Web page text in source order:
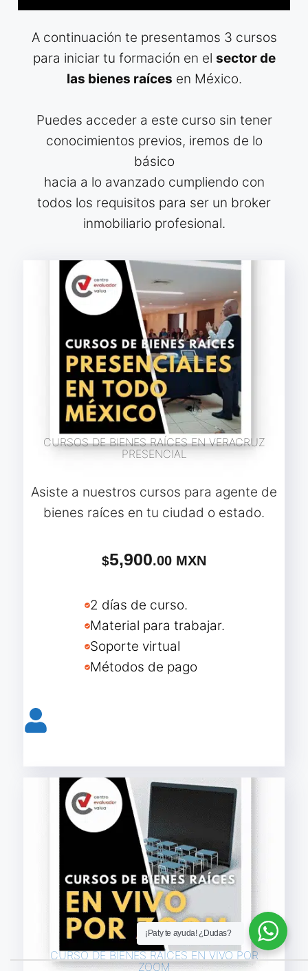
A continuación te presentamos 3 cursos
para iniciar tu formación en el sector de
las bienes raíces en México.
Puedes acceder a este curso sin tener
conocimientos previos, iremos de lo
básico
hacia a lo avanzado cumpliendo con
todos los requisitos para ser un broker
inmobiliario profesional.
CURSOS DE BIENES RAÍCES EN VERACRUZ
PRESENCIAL
Asiste a nuestros cursos para agente de
bienes raíces en tu ciudad o estado.
$5,900.00 MXN
2 días de curso.
Material para trabajar.
Soporte virtual
Métodos de pago
CURSO DE BIENES RAÍCES EN VIVO POR
ZOOM
¡Paty te ayuda! ¿Dudas?